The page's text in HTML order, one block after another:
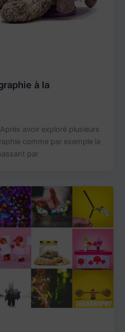
à la
avoir exploré plusieurs
comme par exemple la
par